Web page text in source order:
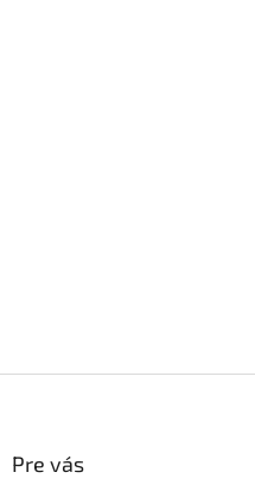
Pre vás